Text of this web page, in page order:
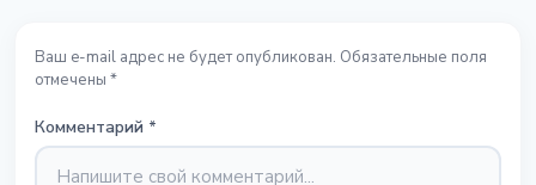
Ваш e-mail адрес не будет опубликован. Обязательные поля
отмечены *
Комментарий *